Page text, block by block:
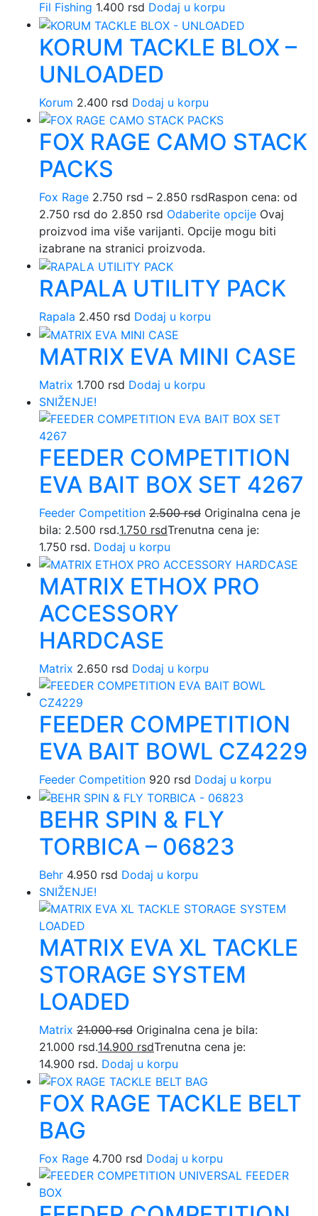
Fil Fishing 1.400 rsd Dodaj u korpu
KORUM TACKLE BLOX –
UNLOADED
Korum 2.400 rsd Dodaj u korpu
FOX RAGE CAMO STACK
PACKS
Fox Rage 2.750 rsd – 2.850 rsdRaspon cena: od
2.750 rsd do 2.850 rsd Odaberite opcije Ovaj
proizvod ima više varijanti. Opcije mogu biti
izabrane na stranici proizvoda.
RAPALA UTILITY PACK
Rapala 2.450 rsd Dodaj u korpu
MATRIX EVA MINI CASE
Matrix 1.700 rsd Dodaj u korpu
SNIŽENJE!
FEEDER COMPETITION
EVA BAIT BOX SET 4267
Feeder Competition 2.500rsd Originalna cena je
bila: 2.500 rsd.1.750 rsdTrenutna cena je:
1.750 rsd. Dodaj u korpu
MATRIX ETHOX PRO
ACCESSORY
HARDCASE
Matrix 2.650 rsd Dodaj u korpu
FEEDER COMPETITION
EVA BAIT BOWL CZ4229
Feeder Competition 920 rsd Dodaj u korpu
BEHR SPIN & FLY
TORBICA – 06823
Behr 4.950 rsd Dodaj u korpu
SNIŽENJE!
MATRIX EVA XL TACKLE
STORAGE SYSTEM
LOADED
Matrix 21.000rsd Originalna cena je bila:
21.000 rsd.14.900 rsdTrenutna cena je:
14.900 rsd. Dodaj u korpu
FOX RAGE TACKLE BELT
BAG
Fox Rage 4.700 rsd Dodaj u korpu